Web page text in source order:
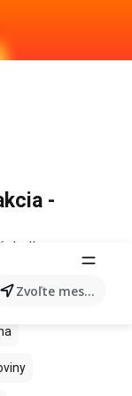
Zvoľte mesto
-